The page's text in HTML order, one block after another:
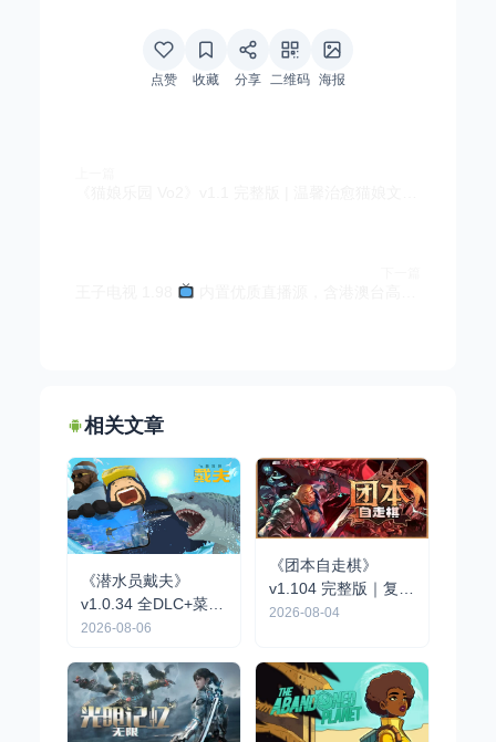
点赞 收藏 分享 二维码 海报
相关文章
《潜水员戴夫》
v1.0.34 全DLC+菜单
| 像素风海洋探索经
2026-08-06
《团本自走棋》
v1.104 完整版｜复古
队伍制肉鸽自走棋手
2026-08-04